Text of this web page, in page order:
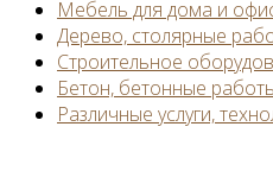
Мебель для дома и
Дерево, столярные
Строительное
Бетон, бетонные
Различные услуги,